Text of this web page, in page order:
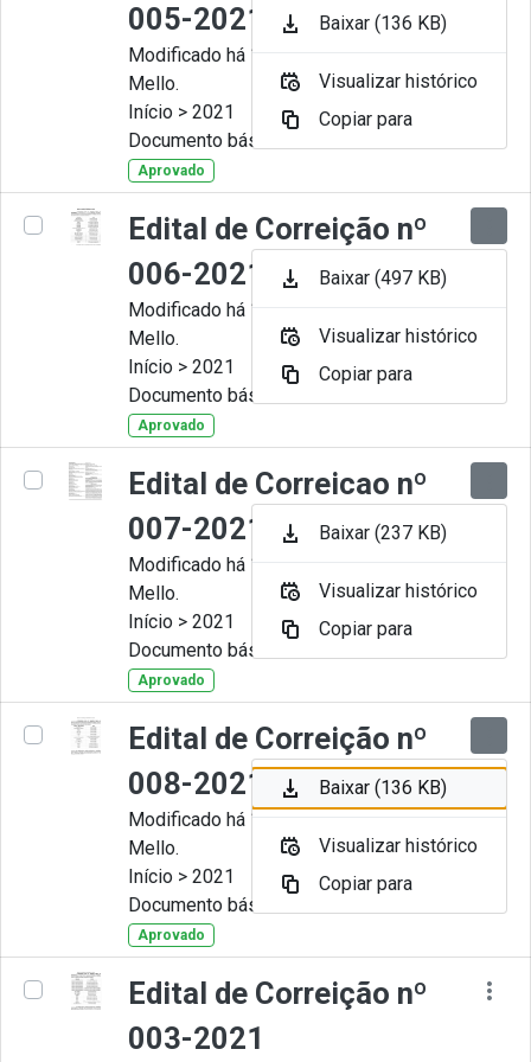
005-2021
Modificado há 11 Meses por Artur
Mello.
Início > 2021
Documento básico
Aprovado
Edital de Correição nº
006-2021
Modificado há 11 Meses por Artur
Mello.
Início > 2021
Documento básico
Aprovado
Edital de Correicao nº
007-2021
Modificado há 11 Meses por Artur
Mello.
Início > 2021
Documento básico
Aprovado
Edital de Correição nº
008-2021
Modificado há 11 Meses por Artur
Mello.
Início > 2021
Documento básico
Aprovado
Edital de Correição nº
003-2021
Baixar (136 KB)
Visualizar histórico
Copiar para
Baixar (497 KB)
Visualizar histórico
Copiar para
Baixar (237 KB)
Visualizar histórico
Copiar para
Baixar (136 KB)
Visualizar histórico
Copiar para